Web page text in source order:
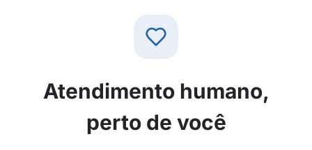
Atendimento humano,
perto de você